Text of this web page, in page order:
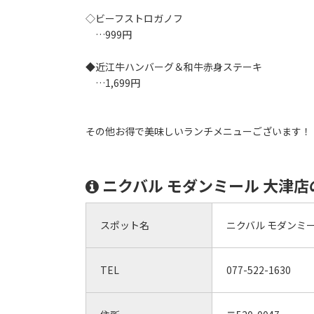
◇ビーフストロガノフ
…999円
◆近江牛ハンバーグ＆和牛赤身ステーキ
…1,699円
その他お得で美味しいランチメニューございます！
ニクバル モダンミール 大津
スポット名 ニクバル モダンミ
TEL 077-522-1630